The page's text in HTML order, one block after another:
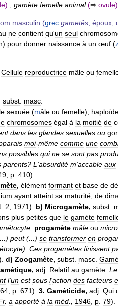
) ; gamète femelle animal (⇒ ovule)
masculin (grec gametês époux
ne contient qu'un seul
) pour donner naissance à un œuf (
Cellule reproductrice mâle ou
subst masc
sexuée (mâle ou femelle),
chromosomes égal à la moitié de
dans les glandes sexuelles ou
moi-même comme une
possibles qui ne se sont pas
parents? L 'absurdité m'accable aux
p 410).
, élément formant et base de
ayant atteint sa maturité de
t 2 1971). b) Microgamète, subst
plus petites que le gamète
progamète mâle ou
peut(...) se transformer en
). Ces progamètes finissent
). d) Zoogamète, subst masc
, adj Relatif au gamète Le
l'un est sous l'action des facteurs
p 671). 3. Gaméticide, adj Qui
. a apporté à la méd 1946 p 79).